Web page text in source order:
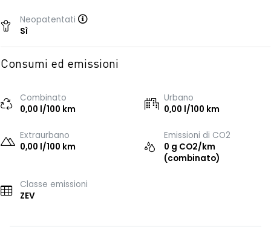
Neopatentati
Sì
Consumi ed emissioni
Combinato
0,00 l/100 km
Urbano
0,00 l/100 km
Extraurbano
0,00 l/100 km
Emissioni di CO2
0 g CO2/km
(combinato)
Classe emissioni
ZEV